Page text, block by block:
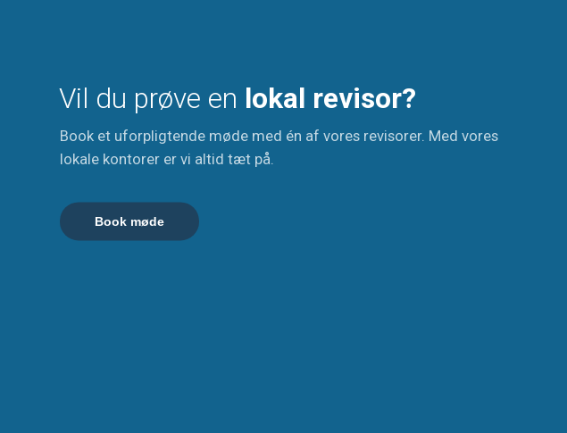
Vil du prøve en lokal revisor?
Book et uforpligtende møde med én af vores revisorer. Med vores
lokale kontorer er vi altid tæt på.
Book møde